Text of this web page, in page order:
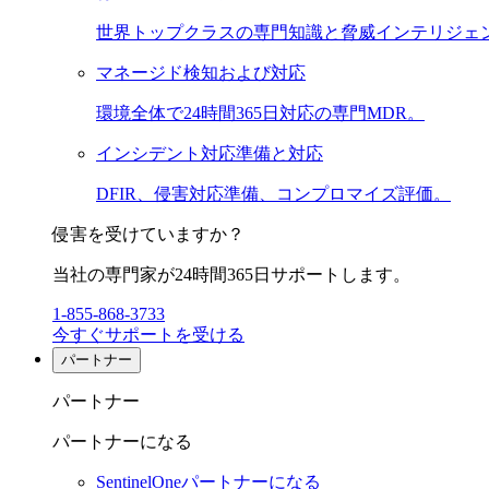
世界トップクラスの専門知識と脅威インテリジェ
マネージド検知および対応
環境全体で24時間365日対応の専門MDR。
インシデント対応準備と対応
DFIR、侵害対応準備、コンプロマイズ評価。
侵害を受けていますか？
当社の専門家が24時間365日サポートします。
1-855-868-3733
今すぐサポートを受ける
パートナー
パートナー
パートナーになる
SentinelOneパートナーになる